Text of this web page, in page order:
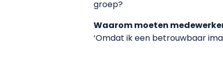
groep?
Waarom moeten
‘Omdat ik een betrouwbaar